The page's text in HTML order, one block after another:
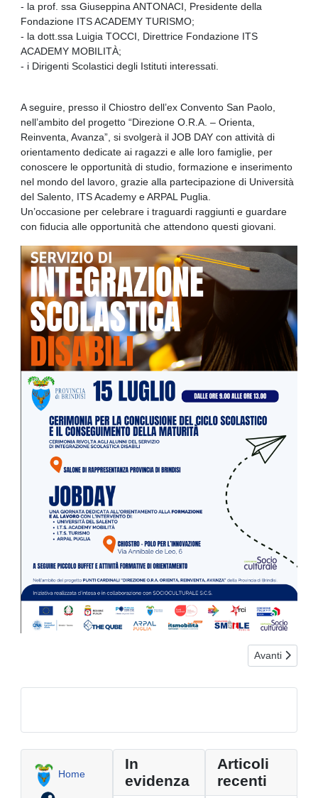
- la prof. ssa Giuseppina ANTONACI, Presidente della
Fondazione ITS ACADEMY TURISMO;
- la dott.ssa Luigia TOCCI, Direttrice Fondazione ITS
ACADEMY MOBILITÀ;
- i Dirigenti Scolastici degli Istituti interessati.
A seguire, presso il Chiostro dell’ex Convento San Paolo,
nell’ambito del progetto “Direzione O.R.A. – Orienta,
Reinventa, Avanza”, si svolgerà il JOB DAY con attività di
orientamento dedicate ai ragazzi e alle loro famiglie, per
conoscere le opportunità di studio, formazione e inserimento
nel mondo del lavoro, grazie alla partecipazione di Università
del Salento, ITS Academy e ARPAL Puglia.
Un’occasione per celebrare i traguardi raggiunti e guardare
con fiducia alle opportunità che attendono questi giovani.
Articolo
Avanti
Home
In
evidenza
Articoli
recenti